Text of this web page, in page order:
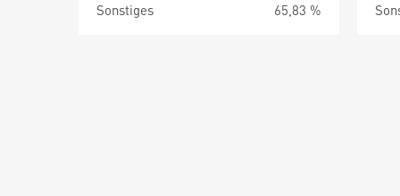
Sonstiges
65,83 %